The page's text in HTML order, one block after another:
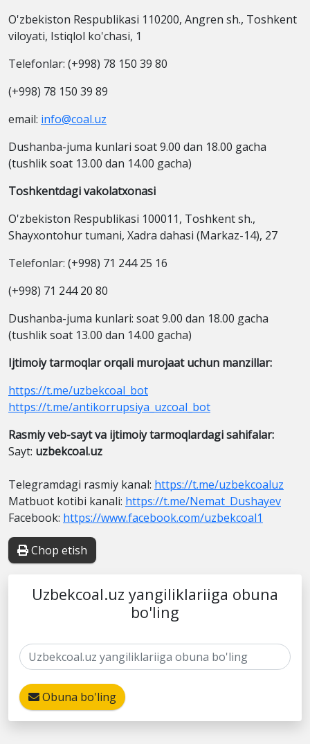
O'zbekiston Respublikasi 110200, Angren sh., Toshkent
viloyati, Istiqlol ko'chasi, 1
Telefonlar: (+998) 78 150 39 80
(+998) 78 150 39 89
email: info@coal.uz
Dushanba-juma kunlari soat 9.00 dan 18.00 gacha
(tushlik soat 13.00 dan 14.00 gacha)
Toshkentdagi vakolatxonasi
O'zbekiston Respublikasi 100011, Toshkent sh.,
Shayxontohur tumani, Xadra dahasi (Markaz-14), 27
Telefonlar: (+998) 71 244 25 16
(+998) 71 244 20 80
Dushanba-juma kunlari: soat 9.00 dan 18.00 gacha
(tushlik soat 13.00 dan 14.00 gacha)
Ijtimoiy tarmoqlar orqali murojaat uchun manzillar:
https://t.me/uzbekcoal_bot
https://t.me/antikorrupsiya_uzcoal_bot
Rasmiy veb-sayt va ijtimoiy tarmoqlardagi sahifalar:
Sayt: uzbekcoal.uz
Telegramdagi rasmiy kanal: https://t.me/uzbekcoaluz
Matbuot kotibi kanali: https://t.me/Nemat_Dushayev
Facebook: https://www.facebook.com/uzbekcoal1
Chop etish
Uzbekcoal.uz yangiliklariiga obuna
bo'ling
Obuna bo'ling